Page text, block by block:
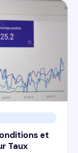
et
Taux